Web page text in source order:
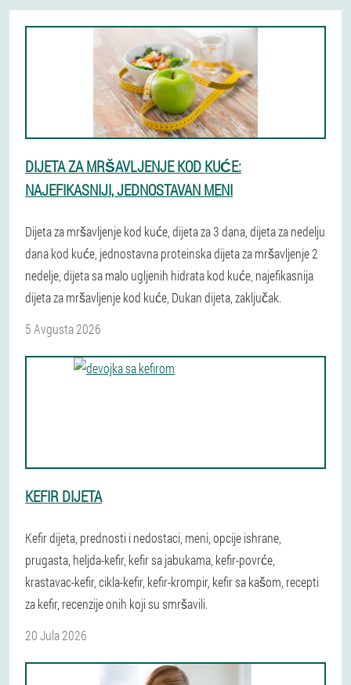
DIJETA ZA MRŠAVLJENJE KOD KUĆE:
NAJEFIKASNIJI, JEDNOSTAVAN MENI
Dijeta za mršavljenje kod kuće, dijeta za 3 dana, dijeta za nedelju
dana kod kuće, jednostavna proteinska dijeta za mršavljenje 2
nedelje, dijeta sa malo ugljenih hidrata kod kuće, najefikasnija
dijeta za mršavljenje kod kuće, Dukan dijeta, zaključak.
5 Avgusta 2026
KEFIR DIJETA
Kefir dijeta, prednosti i nedostaci, meni, opcije ishrane,
prugasta, heljda-kefir, kefir sa jabukama, kefir-povrće,
krastavac-kefir, cikla-kefir, kefir-krompir, kefir sa kašom, recepti
za kefir, recenzije onih koji su smršavili.
20 Jula 2026